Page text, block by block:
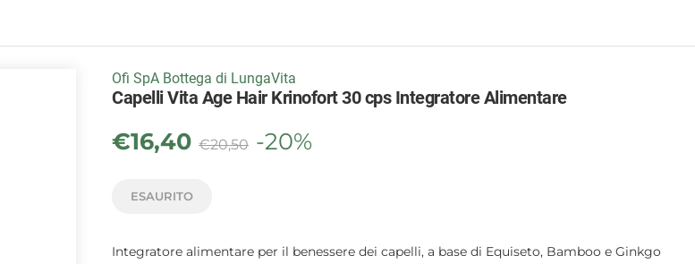
Ofi SpA Bottega di LungaVita
Capelli Vita Age Hair Krinofort 30 cps Integratore Alimentare
€16,40 €20,50 -20%
ESAURITO
Integratore alimentare per il benessere dei capelli, a base di Equiseto, Bamboo e Ginkgo